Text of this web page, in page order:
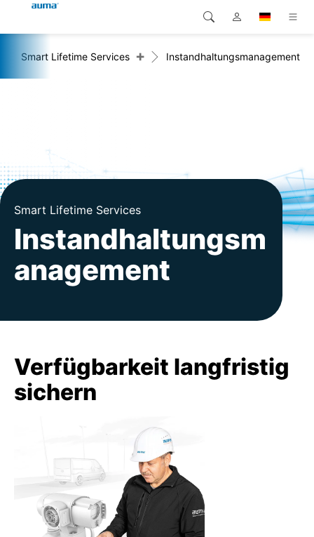
Produkte
Service
Karriere
Unternehmen
Kontakt
Global
Nordamerika
Suche
Smart Lifetime Services + Instandhaltungsmanagement
Smart Lifetime Services
Instandhaltungsm
anagement
Verfügbarkeit langfristig
sichern